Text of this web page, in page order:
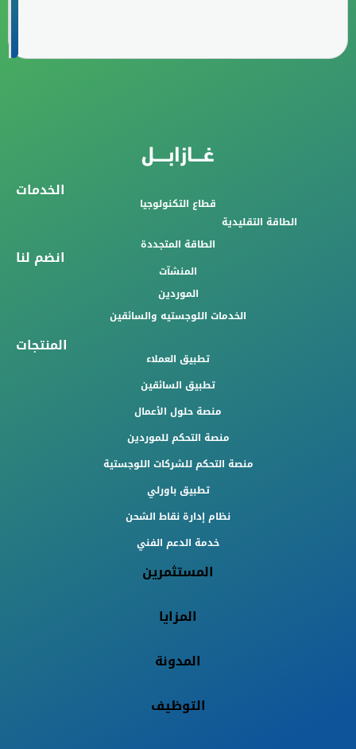
الخدمات
قطاع التكنولوجيا
الطاقة التقليدية
الطاقة المتجددة
انضم لنا
المنشآت
الموردين
الخدمات اللوجستيه والسائقين
المنتجات
تطبيق العملاء
تطبيق السائقين
منصة حلول الأعمال
منصة التحكم للموردين
منصة التحكم للشركات اللوجستية
تطبيق باورلي
نظام إدارة نقاط الشحن
خدمة الدعم الفني
المستثمرين
المزايا
المدونة
التوظيف